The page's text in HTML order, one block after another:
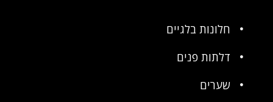
חלונות בלגיים
דלתות פנים
שערים